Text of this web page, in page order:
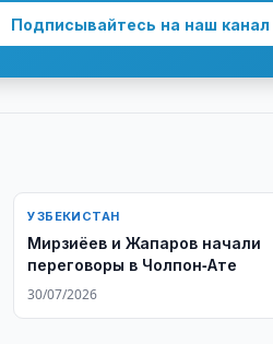
Подписывайтесь на наш канал
УЗБЕКИСТАН
Мирзиёев и Жапаров начали
переговоры в Чолпон-Ате
30/07/2026